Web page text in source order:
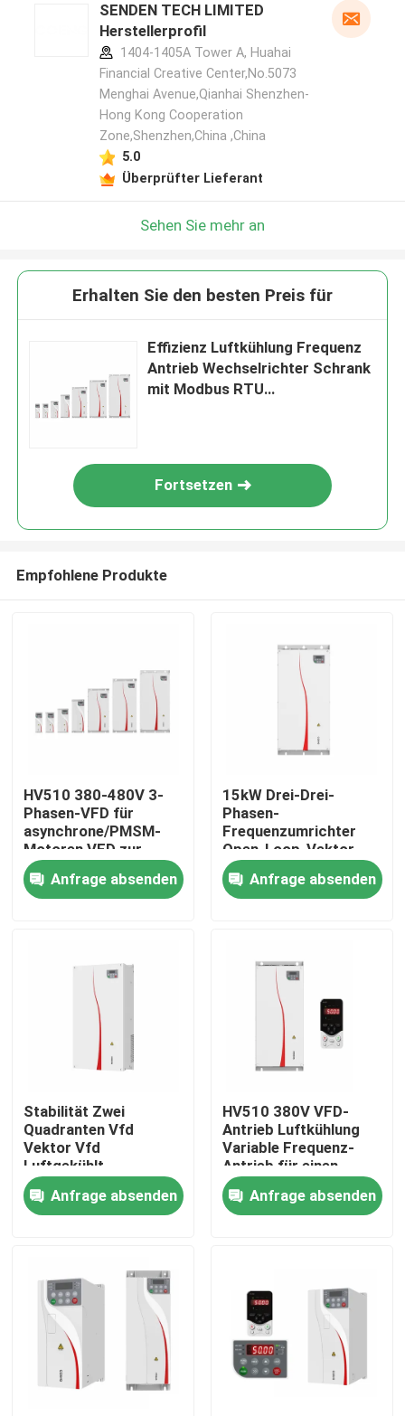
Zu Hause
Über uns
Werksbesichtigung
Qualitätskontrolle
Neuigkeiten
Bitte um ein Angebot
SENDEN TECH LIMITED
Herstellerprofil
1404-1405A Tower A, Huahai
Financial Creative Center,No.5073
Menghai Avenue,Qianhai Shenzhen-
Hong Kong Cooperation
Zone,Shenzhen,China ,China
5.0
Überprüfter Lieferant
Sehen Sie mehr an
Erhalten Sie den besten Preis für
Effizienz Luftkühlung Frequenz
Antrieb Wechselrichter Schrank
mit Modbus RTU
Fortsetzen
Empfohlene Produkte
HV510 380-480V 3-
Phasen-VFD für
asynchrone/PMSM-
Motoren VFD zur
Unterstützung von 16-
Segment-PLC-
Mehrgeschwindigkeitsbetrieb
Anfrage absenden
15kW Drei-Drei-
Phasen-
Frequenzumrichter
Open-Loop-Vektor
VFD-Umrichter
Anfrage absenden
Stabilität Zwei
Quadranten Vfd
Vektor Vfd
Luftgekühlt
Weitgeschwindigkeitsbereich
und präzise Steuerung
für Motorantrieb
Anfrage absenden
HV510 380V VFD-
Antrieb Luftkühlung
Variable Frequenz-
Antrieb für einen
reibungslosen und
stabilen Betrieb
Anfrage absenden